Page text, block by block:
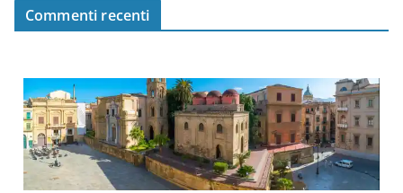
Commenti recenti